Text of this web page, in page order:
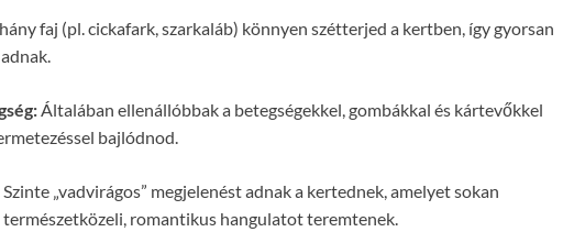
faj (pl. cickafark, szarkaláb) könnyen szétterjed a kertben, így gyorsan
Általában ellenállóbbak a betegségekkel, gombákkal és kártevőkkel
bajlódnod.
Szinte „vadvirágos” megjelenést adnak a kertednek, amelyet sokan
romantikus hangulatot teremtenek.